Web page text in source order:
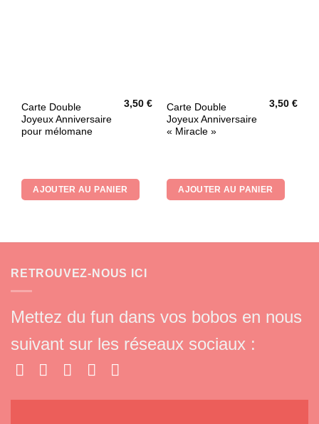
Carte Double
Joyeux Anniversaire
pour mélomane
3,50€
AJOUTER AU PANIER
Carte Double
Joyeux Anniversaire
« Miracle »
3,50€
AJOUTER AU PANIER
RETROUVEZ-NOUS ICI
Mettez du fun dans vos bobos en nous
suivant sur les réseaux sociaux :